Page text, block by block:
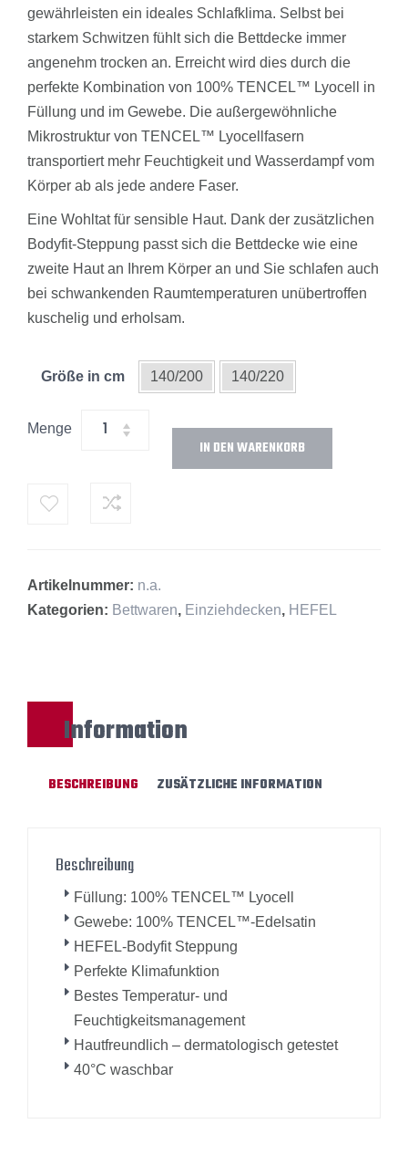
gewährleisten ein ideales Schlafklima. Selbst bei
starkem Schwitzen fühlt sich die Bettdecke immer
angenehm trocken an. Erreicht wird dies durch die
perfekte Kombination von 100% TENCEL™ Lyocell in
Füllung und im Gewebe. Die außergewöhnliche
Mikrostruktur von TENCEL™ Lyocellfasern
transportiert mehr Feuchtigkeit und Wasserdampf vom
Körper ab als jede andere Faser.
Eine Wohltat für sensible Haut. Dank der zusätzlichen
Bodyfit-Steppung passt sich die Bettdecke wie eine
zweite Haut an Ihrem Körper an und Sie schlafen auch
bei schwankenden Raumtemperaturen unübertroffen
kuschelig und erholsam.
Größe in cm 140/200 140/220
Menge
IN DEN WARENKORB
Artikelnummer: n.a.
Kategorien: Bettwaren, Einziehdecken, HEFEL
Information
BESCHREIBUNG ZUSÄTZLICHE INFORMATION
Beschreibung
Füllung: 100% TENCEL™ Lyocell
Gewebe: 100% TENCEL™-Edelsatin
HEFEL-Bodyfit Steppung
Perfekte Klimafunktion
Bestes Temperatur- und
Feuchtigkeitsmanagement
Hautfreundlich – dermatologisch getestet
40°C waschbar